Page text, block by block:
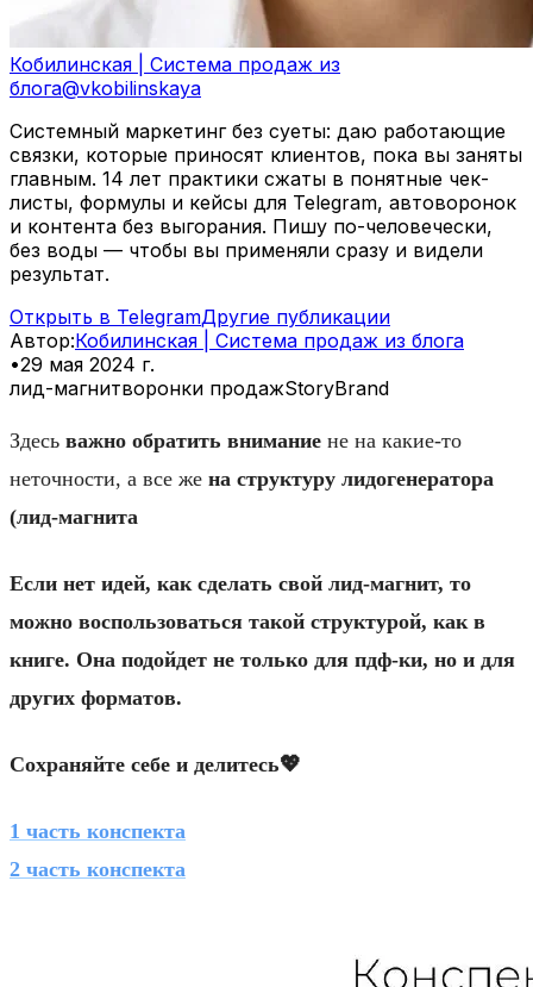
Кобилинская | Система продаж из
блога@vkobilinskaya
Системный маркетинг без суеты: даю работающие
связки, которые приносят клиентов, пока вы заняты
главным. 14 лет практики сжаты в понятные чек-
листы, формулы и кейсы для Telegram, автоворонок
и контента без выгорания. Пишу по-человечески,
без воды — чтобы вы применяли сразу и видели
результат.
Открыть в TelegramДругие публикации
Автор:Кобилинская | Система продаж из блога
•29 мая 2024 г.
лид-магнитворонки продажStoryBrand
Здесь важно обратить внимание не на какие-то
неточности, а все же на структуру лидогенератора
(лид-магнита
Если нет идей, как сделать свой лид-магнит, то
можно воспользоваться такой структурой, как в
книге. Она подойдет не только для пдф-ки, но и для
других форматов.
Сохраняйте себе и делитесь💖
1 часть конспекта
2 часть конспекта